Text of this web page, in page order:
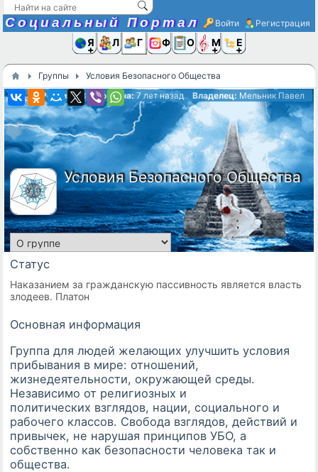
Социальный Портал Войти Регистрация
Я иЛюди
Группы
Фото Ещё
Группы
Условия Безопасного Общества
Рейтинг: 3 Создана: 7 лет назад Владелец: Мельник Павел
Условия Безопасного Общества
Статус
Наказанием за гражданскую пассивность является власть
злодеев. Платон
Основная информация
Группа для людей желающих улучшить условия
прибывания в мире: отношений,
жизнедеятельности, окружающей среды.
Независимо от религиозных и
политических взглядов, нации, социального и
рабочего классов. Свобода взглядов, действий и
привычек, не нарушая принципов УБО, а
собственно как безопасности человека так и
общества.